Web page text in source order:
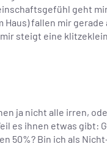
geht
fallen mir
steigt eine
ja nicht alle irren,
es ihnen etwas gibt:
50%? Bin ich als